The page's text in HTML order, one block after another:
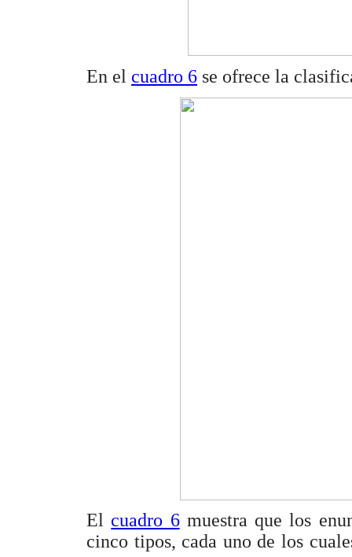
En el cuadro 6 se ofrece la
El cuadro 6muestra que los
cinco tipos, cada uno de los